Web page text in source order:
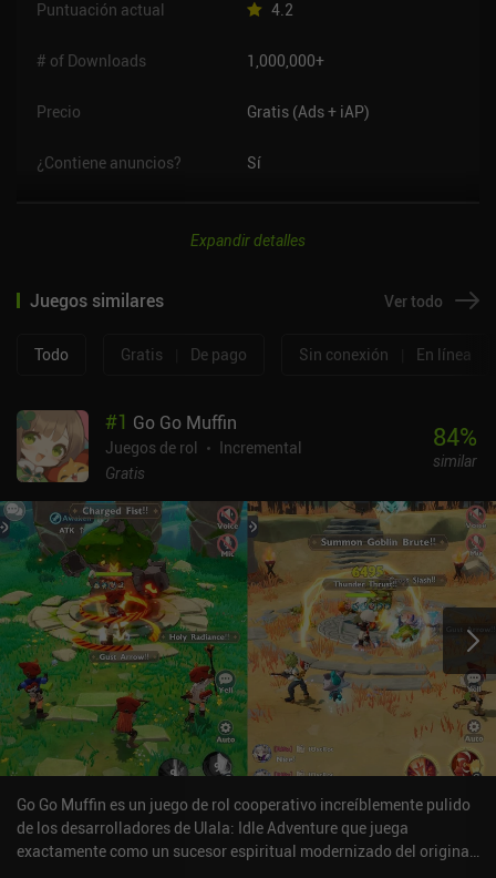
Puntuación actual 4.2
# of Downloads 1,000,000+
Precio Gratis (Ads + iAP)
¿Contiene anuncios? Sí
Expandir detalles
Juegos similares Ver todo
Todo Gratis De pago Sin conexión En línea
#1 Go Go Muffin
Juegos de rol
Incremental
Gratis
84%
similar
Go Go Muffin es un juego de rol cooperativo increíblemente pulido
de los desarrolladores de Ulala: Idle Adventure que juega
exactamente como un sucesor espiritual modernizado del original.